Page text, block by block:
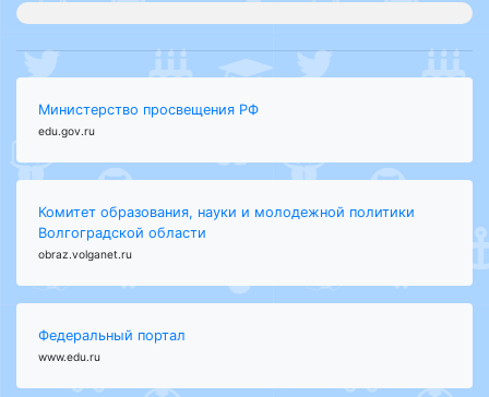
Министерство просвещения РФ
edu.gov.ru
Комитет образования, науки и молодежной политики
Волгоградской области
obraz.volganet.ru
Федеральный портал
www.edu.ru